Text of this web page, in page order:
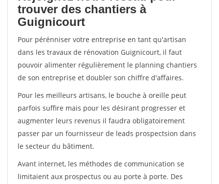
trouver des chantiers à
Guignicourt
Pour pérénniser votre entreprise en tant qu'artisan
dans les travaux de rénovation Guignicourt, il faut
pouvoir alimenter régulièrement le planning chantiers
de son entreprise et doubler son chiffre d'affaires.
Pour les meilleurs artisans, le bouche à oreille peut
parfois suffire mais pour les désirant progresser et
augmenter leurs revenus il faudra obligatoirement
passer par un fournisseur de leads prospectsion dans
le secteur du bâtiment.
Avant internet, les méthodes de communication se
limitaient aux prospectus ou au porte à porte. Des